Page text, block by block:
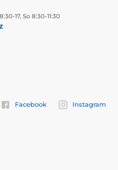
17, So 8:30-11:30
Facebook Instagram